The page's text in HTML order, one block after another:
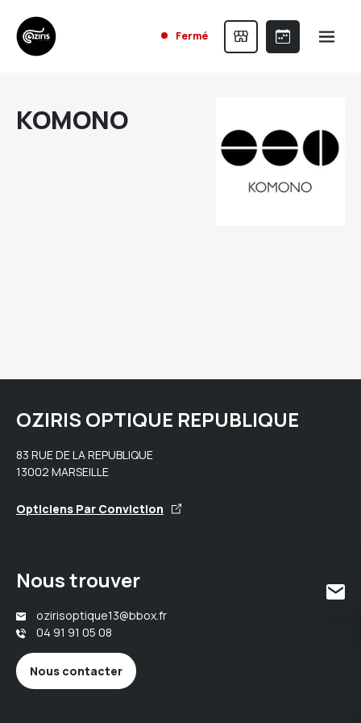
Fermé
KOMONO
OZIRIS OPTIQUE REPUBLIQUE
83 RUE DE LA REPUBLIQUE
13002 MARSEILLE
Opticiens Par Conviction
Nous trouver
ozirisoptique13@bbox.fr
04 91 91 05 08
Nous contacter